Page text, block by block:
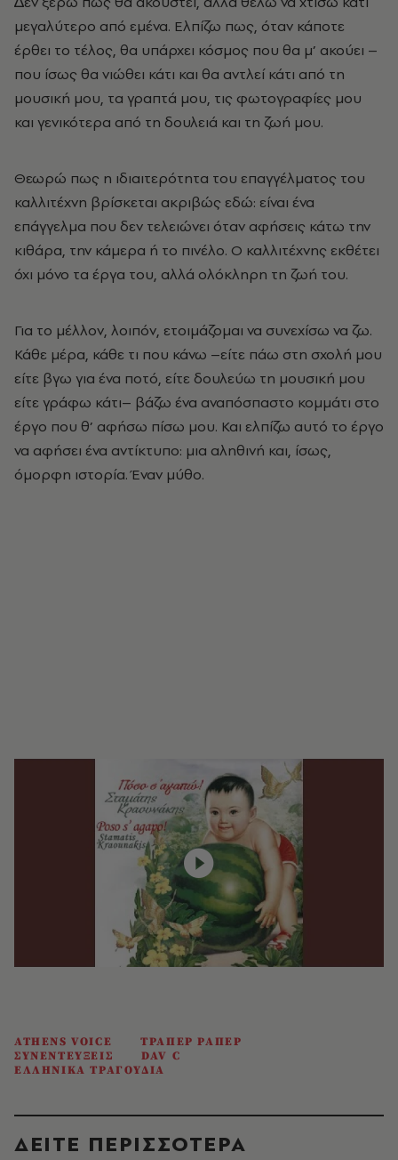
μεγαλύτερο από εμένα. Ελπίζω πως, όταν κάποτε
έρθει το τέλος, θα υπάρχει κόσμος που θα μ’ ακούει –
που ίσως θα νιώθει κάτι και θα αντλεί κάτι από τη
μουσική μου, τα γραπτά μου, τις φωτογραφίες μου
και γενικότερα από τη δουλειά και τη ζωή μου.
Θεωρώ πως η ιδιαιτερότητα του επαγγέλματος του
καλλιτέχνη βρίσκεται ακριβώς εδώ: είναι ένα
επάγγελμα που δεν τελειώνει όταν αφήσεις κάτω την
κιθάρα, την κάμερα ή το πινέλο. Ο καλλιτέχνης εκθέτει
όχι μόνο τα έργα του, αλλά ολόκληρη τη ζωή του.
Για το μέλλον, λοιπόν, ετοιμάζομαι να συνεχίσω να ζω.
Κάθε μέρα, κάθε τι που κάνω –είτε πάω στη σχολή μου
είτε βγω για ένα ποτό, είτε δουλεύω τη μουσική μου
είτε γράφω κάτι– βάζω ένα αναπόσπαστο κομμάτι στο
έργο που θ’ αφήσω πίσω μου. Και ελπίζω αυτό το έργο
να αφήσει ένα αντίκτυπο: μια αληθινή και, ίσως,
όμορφη ιστορία. Έναν μύθο.
ATHENS VOICE
ΤΡΑΠΕΡ ΡΑΠΕΡ
ΣΥΝΕΝΤΕΥΞΕΙΣ
DAV C
ΕΛΛΗΝΙΚΑ ΤΡΑΓΟΥΔΙΑ
ΔΕΙΤΕ ΠΕΡΙΣΣΟΤΕΡΑ